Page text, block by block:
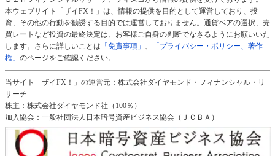
本ウェブサイト「ザイFX！」は、情報の提供を目的として運営しており、投
資、その他の行動を勧誘する目的では運営しておりません。通貨ペアの選択、売
買レートなど投資の最終決定は、お客様ご自身の判断でなさるようにお願いいた
します。さらに詳しいことは 「免責事項」 、
「プライバシー・ポリシー、著作
権」 のページをご確認ください。
当サイト「ザイFX！」の運営元：株式会社ダイヤモンド・フィナンシャル・リ
サーチ
株主：株式会社ダイヤモンド社（100％）
加入協会：一般社団法人日本暗号資産ビジネス協会（ＪＣＢＡ）